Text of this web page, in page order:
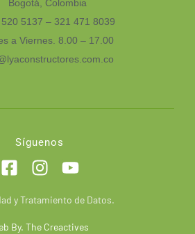
Bogotá, Colombia
5137 – 321 471 8039
a Viernes. 8.00 – 17.00
Síguenos
y Tratamiento de Datos.
By. The Creactives